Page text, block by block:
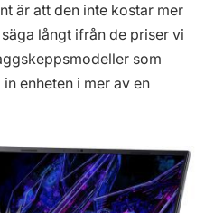
är att den inte kostar mer
långt ifrån de priser vi
som
enheten i mer av en